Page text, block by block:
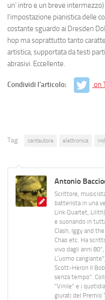
un’ intro e un breve
l’impostazione pianistica delle
costante sguardo ai Dresden
hop ma soprattutto tanto
artistica, supportata da testi
abrasivi. Eccellente.
Condividi l'articolo: on
Tag: cantautore elettronica
Antonio
Scrittore,
batterista in una
Link Quartet,
e suonando in
Clash, Iggy and
Chao etc. Ha
vivo dagli anni
L’uomo
Scott-Heron Il
senza tempo".
"Vinile" e i
giurati del Premio